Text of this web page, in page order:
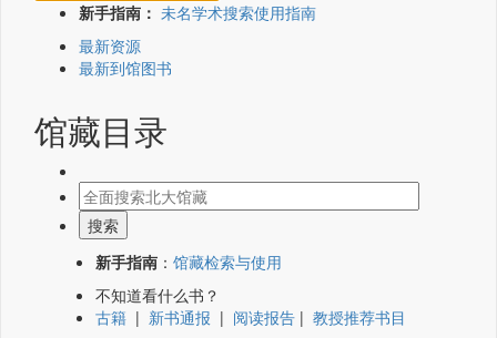
新手指南： 未名学术搜索使用指南
最新资源
最新到馆图书
馆藏目录
新手指南 ： 馆藏检索与使用
不知道看什么书？
古籍 | 新书通报 | 阅读报告 | 教授推荐书目